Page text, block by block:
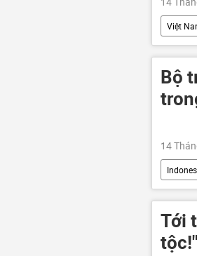
Việt
Bộ
14
Tới